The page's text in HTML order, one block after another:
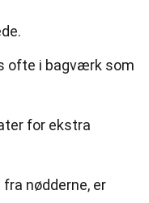
ofte i bagværk som
for ekstra
nødderne, er